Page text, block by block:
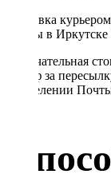
Доставка
Почты в Иркутске
Окончательная
Тариф за
в отделении